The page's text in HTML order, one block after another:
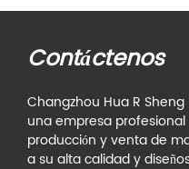
Contáctenos
Changzhou Hua R
una empresa
producción y venta de
a su alta calidad y